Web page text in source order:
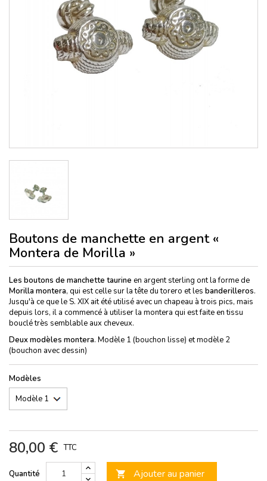
Boutons de manchette en argent «
Montera de Morilla »
Les boutons de manchette taurine en argent sterling ont la forme de
Morilla montera, qui est celle sur la tête du torero et les banderilleros.
Jusqu'à ce que le S. XIX ait été utilisé avec un chapeau à trois pics, mais
depuis lors, il a commencé à utiliser la montera qui est faite en tissu
bouclé très semblable aux cheveux.
Deux modèles montera. Modèle 1 (bouchon lisse) et modèle 2
(bouchon avec dessin)
Modèles
80,00 € TTC
Quantité  Ajouter au panier